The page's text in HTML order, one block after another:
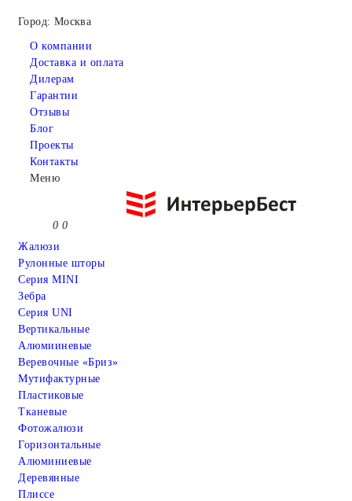
Город: Москва
О компании
Доставка и оплата
Дилерам
Гарантии
Отзывы
Блог
Проекты
Контакты
Меню
0 0
Жалюзи
Рулонные шторы
Серия MINI
Зебра
Серия UNI
Вертикальные
Алюмииневые
Веревочные «Бриз»
Мутифактурные
Пластиковые
Тканевые
Фотожалюзи
Горизонтальные
Алюминиевые
Деревянные
Плиссе